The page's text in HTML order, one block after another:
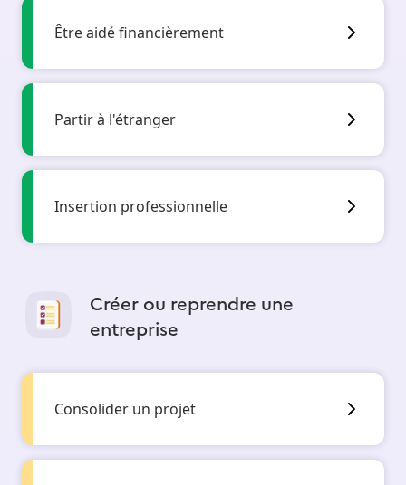
Être aidé financièrement
Partir à l'étranger
Insertion professionnelle
Créer ou reprendre une
entreprise
Consolider un projet